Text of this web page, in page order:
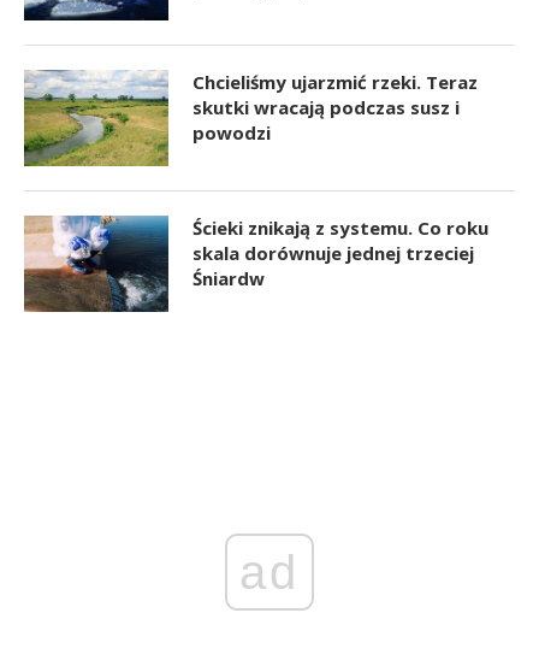
Chcieliśmy ujarzmić rzeki. Teraz
skutki wracają podczas susz i
powodzi
Ścieki znikają z systemu. Co roku
skala dorównuje jednej trzeciej
Śniardw
ad